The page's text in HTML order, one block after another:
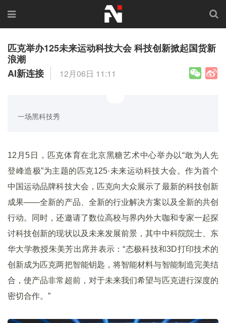
匹克举办125未来运动科技大会 科技创新掀起国货新
浪潮
AI新连接
12月06日 11:11
一场黑科技秀
12月5日，匹克体育在北京黑糖艺术中心举办以“敢为人先
登峰造极”为主题的匹克125·未来运动科技大会。作为首个
中国运动品牌科技大会，匹克向大众展示了最新的科技创新
成果——全新的产品、全新的行业解决方案以及全新的共创
行动。同时，还邀请了数位高校与界内外大咖和专家一起探
讨科技创新的现状以及未来发展前景，其中中科院院士、东
华大学教授朱美芳出席并表示：“态极科技和3D打印技术的
创新成为匹克两把智能钥匙，将智能材料与智能制造完美结
合，使产品非常超前，对于未来我们希望与匹克进行深度的
密切合作。”